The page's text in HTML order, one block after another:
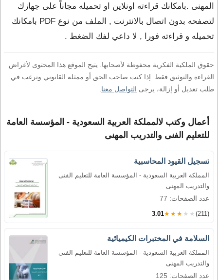
المهنى .بامكانك قراءته اونلاين او تحميله مجاناً على جهازك
لتصفحه بدون اتصال بالانترنت , الملف من نوع PDF بامكانك
تحميله و قراءته فورا , لا داعي لفك الضغط .
حقوق الملكية الفكرية محفوظة لأصحابها. يتيح الموقع هذا المحتوى لأغراض
القراءة والتوثيق فقط. إذا كنت صاحب الحق أو ممثله القانوني وترغب في
طلب تعديل أو إزالة، يرجى التواصل معنا
أعمال وكتب لالمملكة العربية السعودية - المؤسسة العامة
للتعليم الفنى والتدريب المهنى
تسجيل القيود المحاسبية
المملكة العربية السعودية - المؤسسة العامة للتعليم الفنى
والتدريب المهنى
عدد الصفحات: 77
3.01★★★★★ (211)
السلامة في المختبرات الكيميائية
المملكة العربية السعودية - المؤسسة العامة للتعليم الفنى
والتدريب المهنى
عدد الصفحات: 125